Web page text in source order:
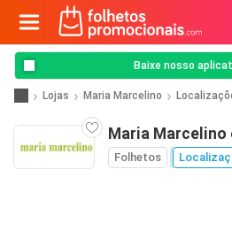
Baixe nosso
Lojas Maria Marcelino
Maria Marcelino
Folhetos